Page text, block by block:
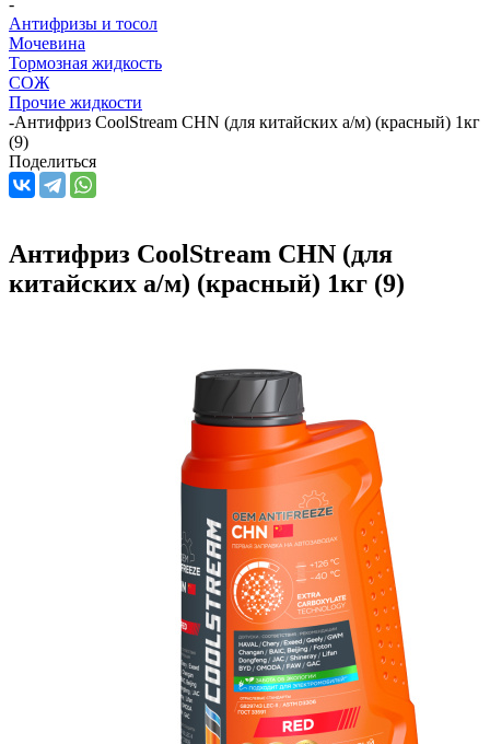
Антифризы и тосол
Мочевина
Тормозная жидкость
СОЖ
Прочие жидкости
-Антифриз CoolStream CHN (для китайских а/м) (красный) 1кг
(9)
Поделиться
Антифриз CoolStream CHN (для
китайских а/м) (красный) 1кг (9)